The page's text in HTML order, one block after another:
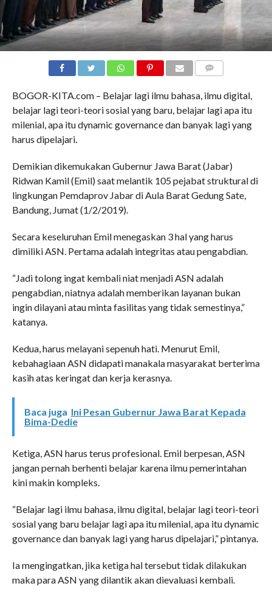
BOGOR-KITA.com – Belajar lagi ilmu bahasa, ilmu digital,
belajar lagi teori-teori sosial yang baru, belajar lagi apa itu
milenial, apa itu dynamic governance dan banyak lagi yang
harus dipelajari.
Demikian dikemukakan Gubernur Jawa Barat (Jabar)
Ridwan Kamil (Emil) saat melantik 105 pejabat struktural di
lingkungan Pemdaprov Jabar di Aula Barat Gedung Sate,
Bandung, Jumat (1/2/2019).
Secara keseluruhan Emil menegaskan 3 hal yang harus
dimiliki ASN. Pertama adalah integritas atau pengabdian.
“Jadi tolong ingat kembali niat menjadi ASN adalah
pengabdian, niatnya adalah memberikan layanan bukan
ingin dilayani atau minta fasilitas yang tidak semestinya,”
katanya.
Kedua, harus melayani sepenuh hati. Menurut Emil,
kebahagiaan ASN didapati manakala masyarakat berterima
kasih atas keringat dan kerja kerasnya.
Baca juga Ini Pesan Gubernur Jawa Barat Kepada
Bima-Dedie
Ketiga, ASN harus terus profesional. Emil berpesan, ASN
jangan pernah berhenti belajar karena ilmu pemerintahan
kini makin kompleks.
“Belajar lagi ilmu bahasa, ilmu digital, belajar lagi teori-teori
sosial yang baru belajar lagi apa itu milenial, apa itu dynamic
governance dan banyak lagi yang harus dipelajari,” pintanya.
Ia mengingatkan, jika ketiga hal tersebut tidak dilakukan
maka para ASN yang dilantik akan dievaluasi kembali.